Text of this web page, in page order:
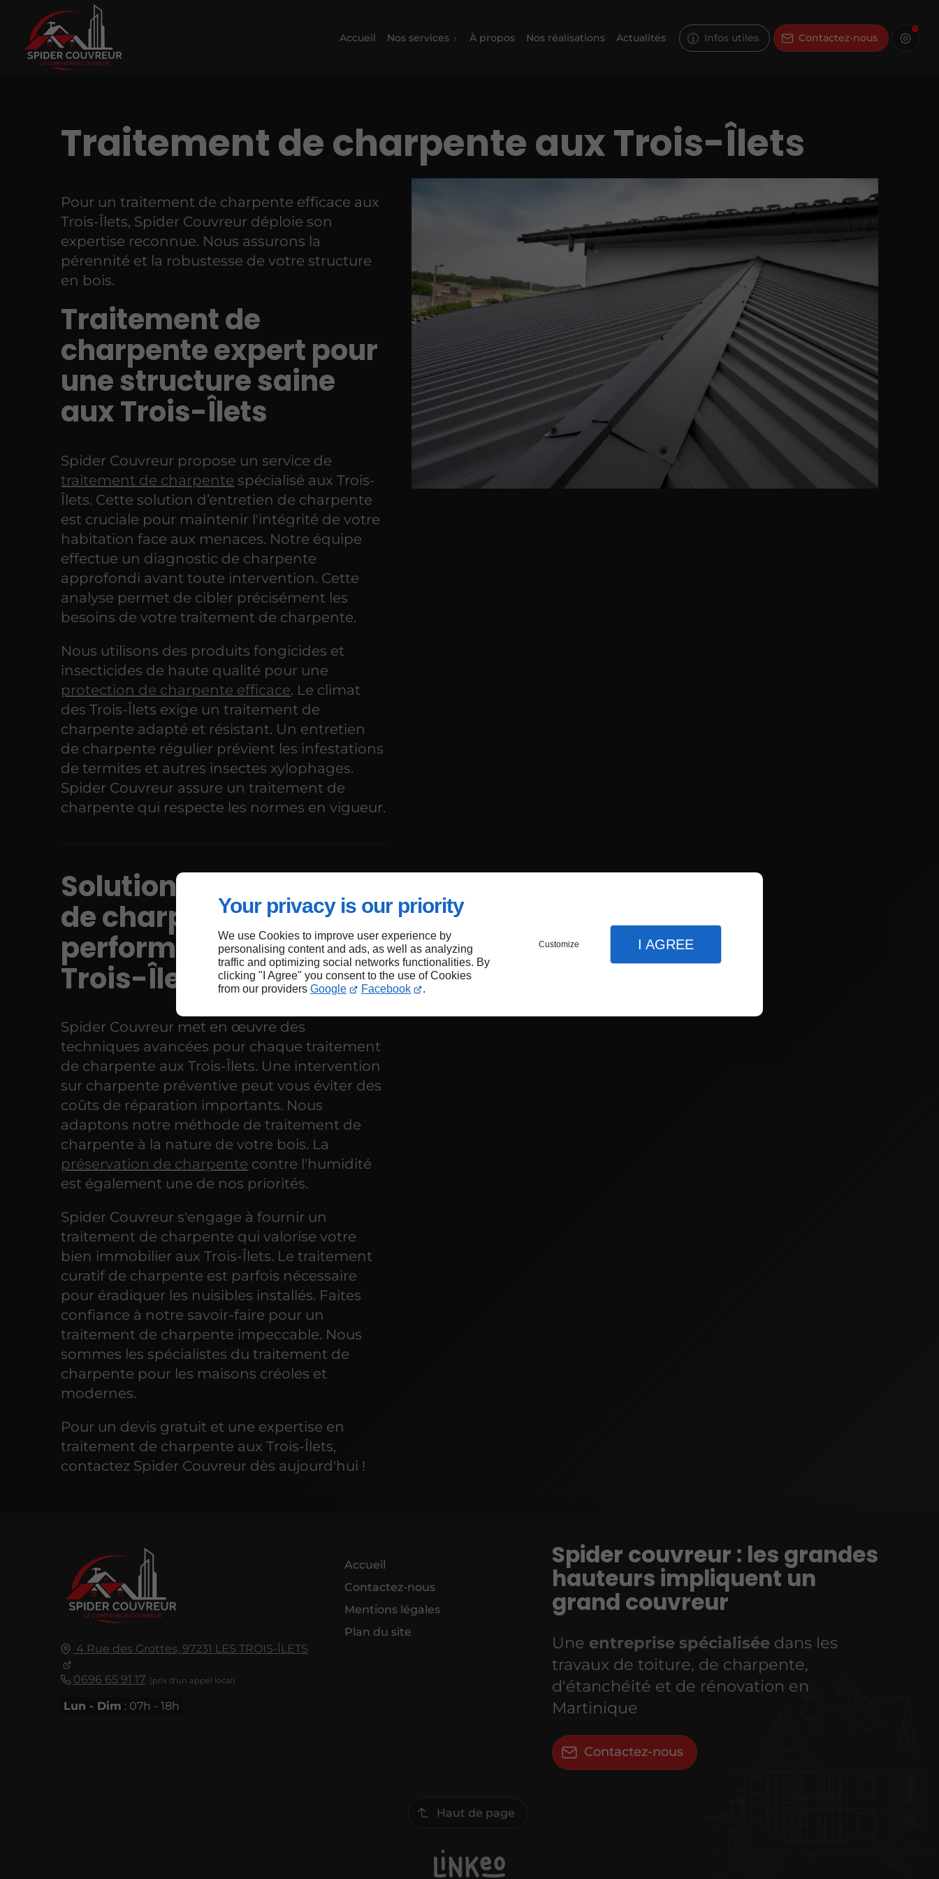
Your privacy is our priority
We use Cookies to improve user experience by
personalising content and ads, as well as analyzing
traffic and optimizing social networks functionalities. By
clicking "I Agree" you consent to the use of Cookies
from our providers Google Facebook .
Customize I AGREE
Accueil Nos services À propos Nos réalisations Actualités Infos utiles Contactez-nous
Traitement de charpente aux Trois-Îlets
Pour un traitement de charpente efficace aux
Trois-Îlets, Spider Couvreur déploie son
expertise reconnue. Nous assurons la
pérennité et la robustesse de votre structure
en bois.
Traitement de
charpente expert pour
une structure saine
aux Trois-Îlets
Spider Couvreur propose un service de
traitement de charpente spécialisé aux Trois-
Îlets. Cette solution d’entretien de charpente
est cruciale pour maintenir l'intégrité de votre
habitation face aux menaces. Notre équipe
effectue un diagnostic de charpente
approfondi avant toute intervention. Cette
analyse permet de cibler précisément les
besoins de votre traitement de charpente.
Nous utilisons des produits fongicides et
insecticides de haute qualité pour une
protection de charpente efficace. Le climat
des Trois-Îlets exige un traitement de
charpente adapté et résistant. Un entretien
de charpente régulier prévient les infestations
de termites et autres insectes xylophages.
Spider Couvreur assure un traitement de
charpente qui respecte les normes en vigueur.
Solution de traitement
de charpente
performante aux
Trois-Îlets
Spider Couvreur met en œuvre des
techniques avancées pour chaque traitement
de charpente aux Trois-Îlets. Une intervention
sur charpente préventive peut vous éviter des
coûts de réparation importants. Nous
adaptons notre méthode de traitement de
charpente à la nature de votre bois. La
préservation de charpente contre l'humidité
est également une de nos priorités.
Spider Couvreur s'engage à fournir un
traitement de charpente qui valorise votre
bien immobilier aux Trois-Îlets. Le traitement
curatif de charpente est parfois nécessaire
pour éradiquer les nuisibles installés. Faites
confiance à notre savoir-faire pour un
traitement de charpente impeccable. Nous
sommes les spécialistes du traitement de
charpente pour les maisons créoles et
modernes.
Pour un devis gratuit et une expertise en
traitement de charpente aux Trois-Îlets,
contactez Spider Couvreur dès aujourd'hui !
4 Rue des Grottes, 97231 LES TROIS-ÎLETS
0696 65 91 17
Lun - Dim : 07h - 18h
Accueil
Contactez-nous
Mentions légales
Plan du site
Spider couvreur : les grandes
hauteurs impliquent un
grand couvreur
Une entreprise spécialisée dans les
travaux de toiture, de charpente,
d'étanchéité et de rénovation en
Martinique
Contactez-nous
Haut de page